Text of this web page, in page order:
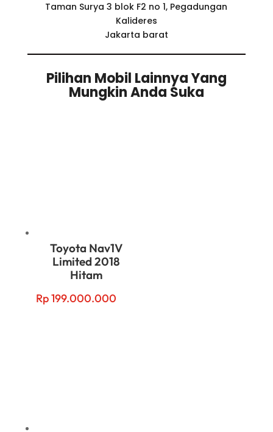
Taman Surya 3 blok F2 no 1, Pegadungan
Kalideres
Jakarta barat
Pilihan Mobil Lainnya Yang
Mungkin Anda Suka
Toyota Nav1V
Limited 2018
Hitam
Rp199.000.000